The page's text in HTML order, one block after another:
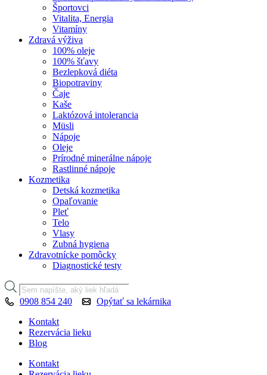
Športovci
Vitalita, Energia
Vitamíny
Zdravá výživa
100% oleje
100% šťavy
Bezlepková diéta
Biopotraviny
Čaje
Kaše
Laktózová intolerancia
Müsli
Nápoje
Oleje
Prírodné minerálne nápoje
Rastlinné nápoje
Kozmetika
Detská kozmetika
Opaľovanie
Pleť
Telo
Vlasy
Zubná hygiena
Zdravotnícke pomôcky
Diagnostické testy
Products
search
0908 854 240
Opýtať sa lekárnika
Kontakt
Rezervácia lieku
Blog
Kontakt